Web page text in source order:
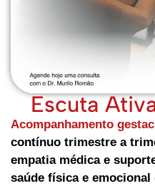
Escuta
Acompanhamento
contínuo trimestre a
empatia médica e
saúde física e emocional